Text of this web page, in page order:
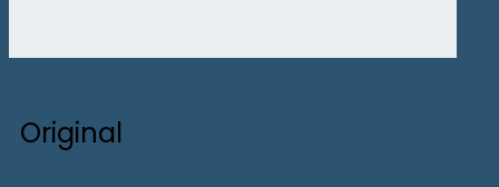
Original